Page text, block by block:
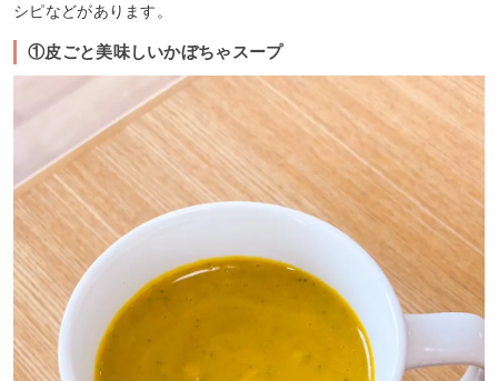
シピなどがあります。
①皮ごと美味しいかぼちゃスープ